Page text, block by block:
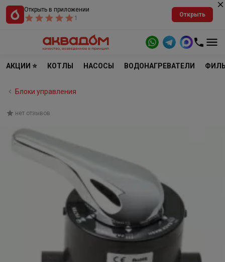
Открыть в приложении
1
Открыть
АКЦИИ ⭐ КОТЛЫ НАСОСЫ ВОДОНАГРЕВАТЕЛИ
Блоки управления
нет отзывов